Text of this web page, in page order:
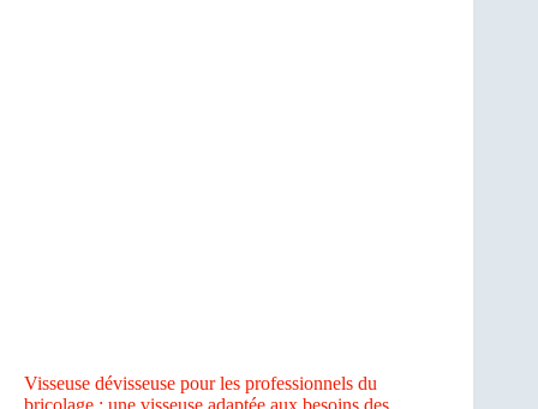
Visseuse dévisseuse pour les professionnels du
bricolage : une visseuse adaptée aux besoins des